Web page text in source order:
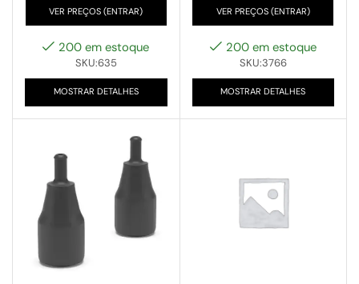
VER PREÇOS (ENTRAR)
200 em estoque
SKU:635
MOSTRAR DETALHES
VER PREÇOS (ENTRAR)
200 em estoque
SKU:3766
MOSTRAR DETALHES